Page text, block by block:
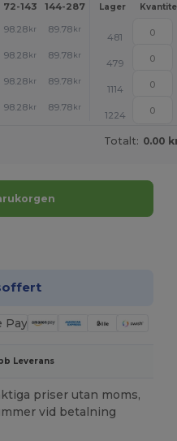
72-143 144-287 288 + Mer
Lager
98.28 kr 89.78 kr
481
98.28 kr 89.78 kr
479
98.28 kr 89.78 kr
1114
98.28 kr 89.78 kr
1224
Totalt: 0.00
Leverans
priser utan moms,
vid betalning